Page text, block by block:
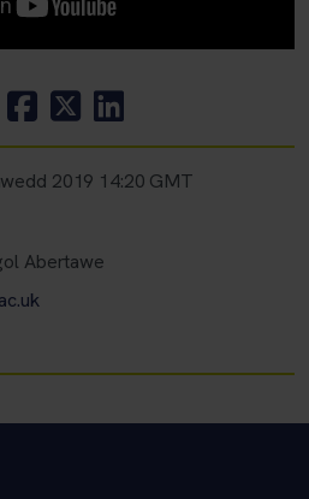
2019 14:20 GMT
Abertawe